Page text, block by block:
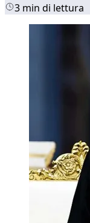
3 min di lettura